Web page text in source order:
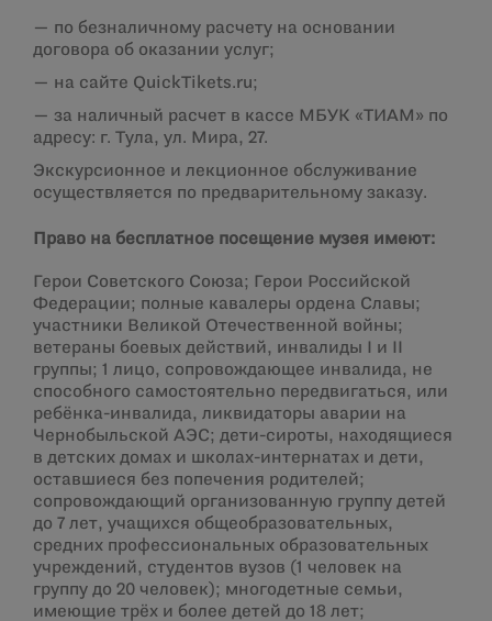
— по безналичному расчету на основании
договора об оказании услуг;
— на сайте QuickTikets.ru;
— за наличный расчет в кассе МБУК «ТИАМ» по
адресу: г. Тула, ул. Мира, 27.
Экскурсионное и лекционное обслуживание
осуществляется по предварительному заказу.
Право на бесплатное посещение музея имеют:
Герои Советского Союза; Герои Российской
Федерации; полные кавалеры ордена Славы;
участники Великой Отечественной войны;
ветераны боевых действий, инвалиды I и II
группы; 1 лицо, сопровождающее инвалида, не
способного самостоятельно передвигаться, или
ребёнка-инвалида, ликвидаторы аварии на
Чернобыльской АЭС; дети-сироты, находящиеся
в детских домах и школах-интернатах и дети,
оставшиеся без попечения родителей;
сопровождающий организованную группу детей
до 7 лет, учащихся общеобразовательных,
средних профессиональных образовательных
учреждений, студентов вузов (1 человек на
группу до 20 человек); многодетные семьи,
имеющие трёх и более детей до 18 лет;